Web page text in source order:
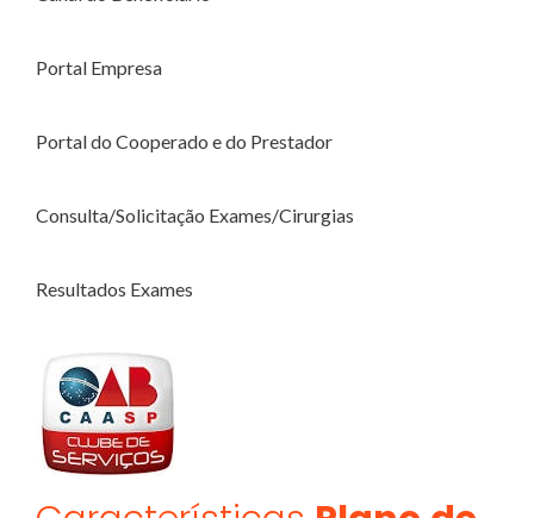
Portal Empresa
Portal do Cooperado e do Prestador
Consulta/Solicitação Exames/Cirurgias
Resultados Exames